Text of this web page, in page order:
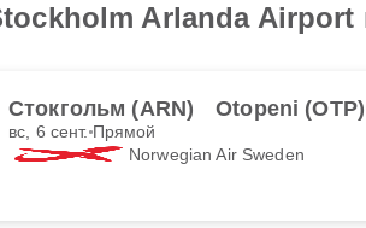
Arlanda
Стокгольм (ARN) Otopeni (OTP)
вс, 6 сент. Прямой
Norwegian Air Sweden